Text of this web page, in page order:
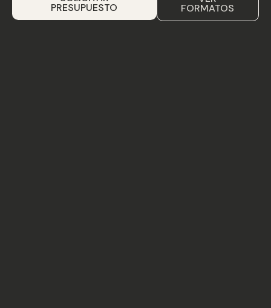
PRESUPUESTO FORMATOS